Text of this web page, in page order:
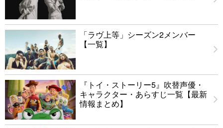
「ラヴ上等」シーズン2メンバー
【一覧】
『トイ・ストーリー5』吹替声優・
キャラクター・あらすじ一覧【最新
情報まとめ】